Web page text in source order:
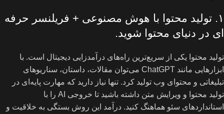
۱. تولید محتوا با هوش مصنوعی + فریلنسر حرفه
ای در دنیای محتوا شوید.
تولید محتوا یکی از سریع‌ترین راه‌های درآمدزایی دیجیتال است. با
ابزارهایی مانند ChatGPT می‌توان مقالات، داستان، سناریوهای
تبلیغاتی و محتوای وب تولید کرد. تنها نیاز دارید که مهارت پایه‌ای در
تولید محتوا و ویرایش متن داشته باشید تا خروجی AI را با
استانداردهای سئو هماهنگ کنید. درآمد این روش بستگی به خلاقیت و